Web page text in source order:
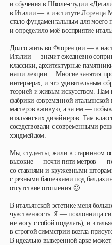
и обучения в Школе-студии
в Италии — в институте Лоренца
стало фундаментальным для моего
и определило моё восприятие
Долго жить во Флоренции — в
Италии — значит ежедневно
классики, архитектурные
наши лекции… Многие занятия
интерьерах, и это удивительным
теорией и живым искусством. Нам
фабрики современной итальянской
мастеров вживую, а затем —
итальянских дизайнеров. Там
соседствовали с современными
хэндмейдом.
Мы, студенты, жили в старинном
высокие — почти пяти метров —
со ставнями и кружевными
с резными башенками под
отсутствие отопления 🙂
В итальянской эстетике меня
чувственность. Я — поклонница
не могу с собой поделать), и
в строгой симметрии всегда
В идеально выверенной арке может